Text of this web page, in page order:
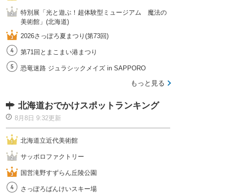
特別展「光と遊ぶ！超体験型ミュージアム 魔法の
美術館」(北海道)
2026さっぽろ夏まつり(第73回)
第71回とまこまい港まつり
恐竜迷路 ジュラシックメイズ in SAPPORO
もっと見る
北海道おでかけスポットランキング
8月8日 9:32更新
北海道立近代美術館
サッポロファクトリー
国営滝野すずらん丘陵公園
さっぽろばんけいスキー場